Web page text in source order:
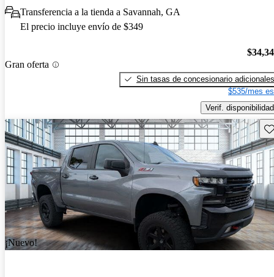
Transferencia a la tienda a Savannah, GA
El precio incluye envío de $349
Gran oferta
Sin tasas de concesionario adicionales
$535/mes
Verif. disponibilidad
¡Nuevo!